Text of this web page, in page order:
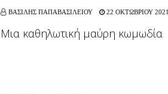
ΒΑΣΙΛΗΣ ΠΑΠΑΒΑΣΙΛΕΙΟΥ 22 ΟΚΤΩΒΡΙΟΥ 2021
Μια καθηλωτική μαύρη κωμωδία